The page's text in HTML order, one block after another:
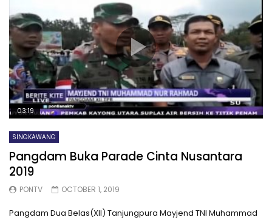
03:19
SINGKAWANG
Pangdam Buka Parade Cinta Nusantara
2019
PONTV OCTOBER 1, 2019
Pangdam Dua Belas(XII) Tanjungpura Mayjend TNI Muhammad